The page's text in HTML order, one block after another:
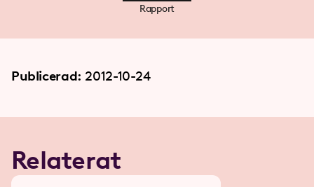
Rapport
Publicerad: 2012-10-24
Relaterat